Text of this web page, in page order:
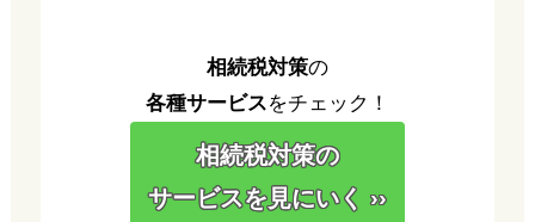
相続税対策の
各種サービスをチェック！
相続税対策の
サービスを見にいく ››